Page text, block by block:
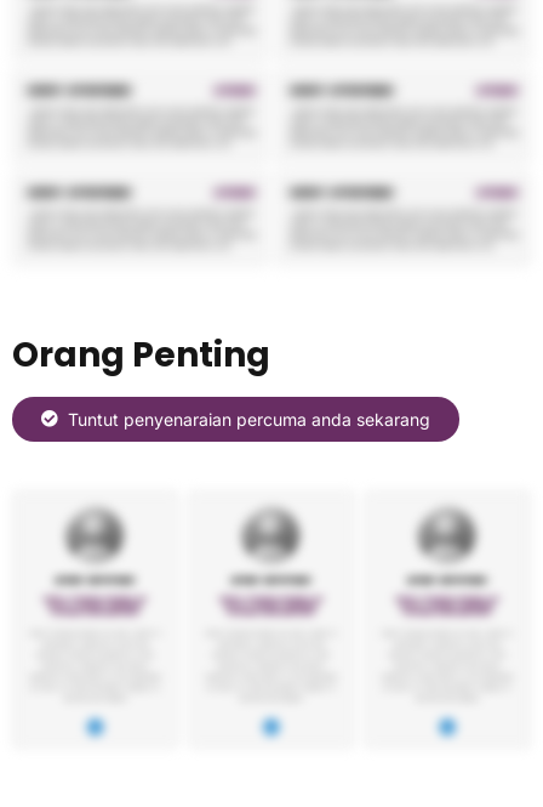
Orang Penting
Tuntut penyenaraian percuma anda sekarang